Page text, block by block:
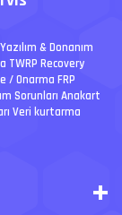
& Donanım
Recovery
/ Onarma FRP
Sorunları Anakart
Veri kurtarma